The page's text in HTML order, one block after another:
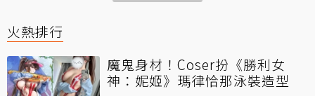
火熱排行
魔鬼身材！Coser扮《勝利女
神：妮姬》瑪律恰那泳裝造型